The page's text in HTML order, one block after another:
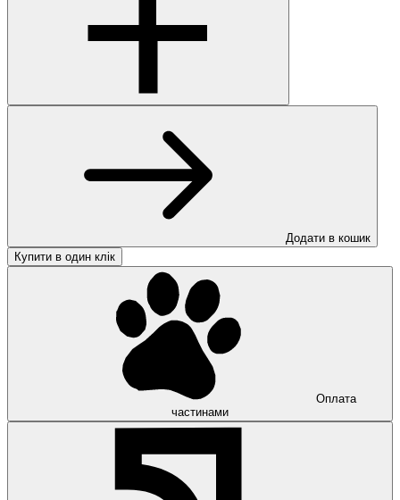
Додати в кошик
Купити в один клік
Оплата
частинами